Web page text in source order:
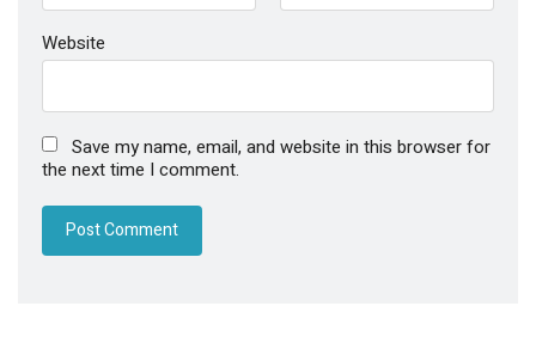
Website
Save my name, email, and website in this browser for
the next time I comment.